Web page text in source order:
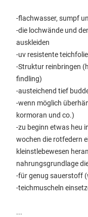
-flachwasser, sumpf
-die lochwände und
auskleiden
-uv resistente
-Struktur reinbringen
findling)
-austeichend tief
-wenn möglich
kormoran und co.)
-zu beginn etwas heu
wochen die rotfedern
kleinstlebewesen
nahrungsgrundlage
-für genug sauerstoff
-teichmuscheln
...